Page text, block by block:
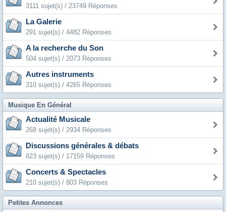
3111 sujet(s) / 23749 Réponses
La Galerie
291 sujet(s) / 4482 Réponses
A la recherche du Son
504 sujet(s) / 2073 Réponses
Autres instruments
310 sujet(s) / 4265 Réponses
Musique En Général
Actualité Musicale
268 sujet(s) / 2934 Réponses
Discussions générales & débats
823 sujet(s) / 17159 Réponses
Concerts & Spectacles
210 sujet(s) / 803 Réponses
Petites Annonces